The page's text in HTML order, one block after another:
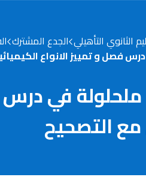
الثانوي التأهيلي الجدع المشترك
فصل و تمييز الانواع
في درس
التصحيح